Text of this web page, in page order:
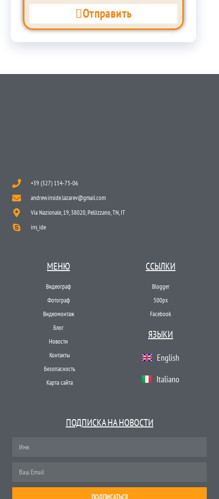
Отправить
+39 (327) 154-75-06
andrew.inside.lazarev@gmail.com
Via Nazionale, 19, 38020, Pellizzano, TN, IT
ins_ide
МЕНЮ
Видеограф
Фотограф
Видеомонтаж
Блог
Новости
Контакты
Безопасность
Карта сайта
ССЫЛКИ
Blogger
500px
Facebook
ЯЗЫКИ
English
Italiano
ПОДПИСКА НА НОВОСТИ
ПОДПИСАТЬСЯ